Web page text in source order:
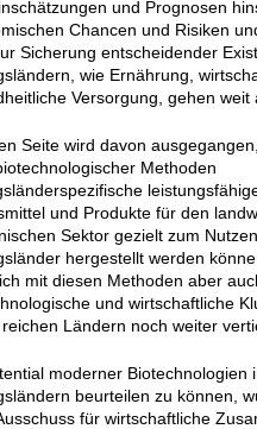
und Prognosen
Chancen und Risiken
Sicherung entscheidender
wie Ernährung,
Versorgung, gehen weit
Seite wird davon
Methoden
und Produkte für den
Sektor gezielt zum
hergestellt werden
mit diesen Methoden aber
und wirtschaftliche
Ländern noch weiter
moderner Biotechnologien
beurteilen zu können,
für wirtschaftliche